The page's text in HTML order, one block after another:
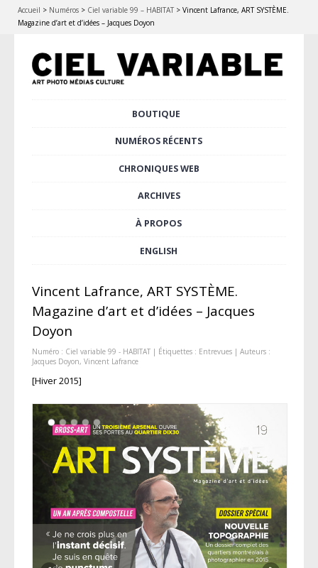
Accueil > Numéros > Ciel variable 99 – HABITAT > Vincent Lafrance, ART SYSTÈME.
Magazine d’art et d’idées – Jacques Doyon
BOUTIQUE
NUMÉROS RÉCENTS
CHRONIQUES WEB
ARCHIVES
À PROPOS
ENGLISH
Vincent Lafrance, ART SYSTÈME.
Magazine d’art et d’idées – Jacques
Doyon
Numéro : Ciel variable 99 - HABITAT| Étiquettes : Entrevues| Auteurs :
Jacques Doyon, Vincent Lafrance
[Hiver 2015]